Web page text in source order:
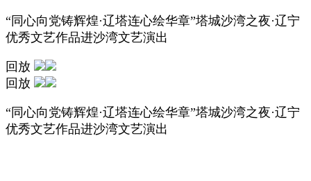
“同心向党铸辉煌·辽塔连心绘华章”塔城沙湾之夜·辽宁
优秀文艺作品进沙湾文艺演出
回放
回放
“同心向党铸辉煌·辽塔连心绘华章”塔城沙湾之夜·辽宁
优秀文艺作品进沙湾文艺演出